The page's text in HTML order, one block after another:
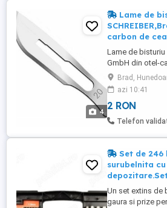
4
Lame de
carbon de
Lame de bisturiu
GmbH din otel-
calitate.
aluminiu cu
ȋmpotriva ruginii)
sigura si
special, usor de
Brad,
azi 10:41
2 RON
Telefon
Set de 246
surubelnita
Un set extins de
gaura si prize